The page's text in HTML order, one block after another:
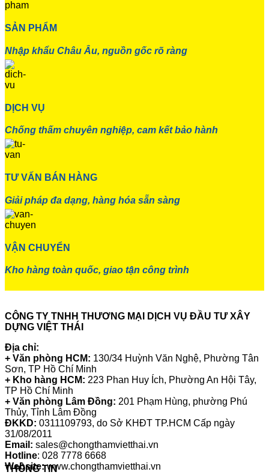
SẢN PHẨM
Nhập khẩu Châu Âu, nguồn gốc rõ ràng
DỊCH VỤ
Chống thấm chuyên nghiệp, cam kết bảo hành
TƯ VẤN BÁN HÀNG
Giải pháp đa dạng, hàng hóa sẵn sàng
VẬN CHUYỂN
Kho hàng toàn quốc, giao tận công trình
CÔNG TY TNHH THƯƠNG MẠI DỊCH VỤ ĐẦU TƯ XÂY
DỰNG VIỆT THÁI
Địa chỉ:
+ Văn phòng HCM: 130/34 Huỳnh Văn Nghệ, Phường Tân
Sơn, TP Hồ Chí Minh
+ Kho hàng HCM: 223 Phan Huy Ích, Phường An Hội Tây,
TP Hồ Chí Minh
+ Văn phòng Lâm Đồng: 201 Phạm Hùng, phường Phú
Thủy, Tỉnh Lâm Đồng
ĐKKD: 0311109793, do Sở KHĐT TP.HCM Cấp ngày
31/08/2011
Email: sales@chongthamvietthai.vn
Hotline: 028 7778 6668
Website:www.chongthamvietthai.vn
THÔNG TIN